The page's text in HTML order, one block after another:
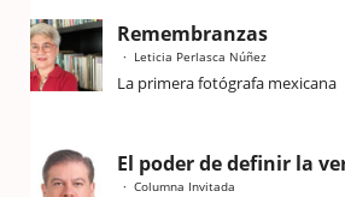
Remembranzas
Leticia Perlasca Núñez
La primera fotógrafa mexicana
El poder de definir la
Columna Invitada